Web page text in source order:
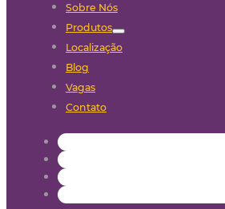
Sobre Nós
Produtos
Localização
Blog
Vagas
Contato